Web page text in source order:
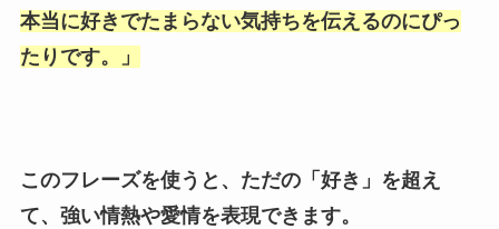
本当に好きでたまらない気持ちを伝えるのにぴっ
たりです。」
このフレーズを使うと、ただの「 好き 」を超え
て、強い情熱や愛情を表現できます。